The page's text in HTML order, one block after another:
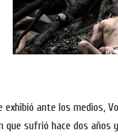
exhibió ante los medios,
que sufrió hace dos